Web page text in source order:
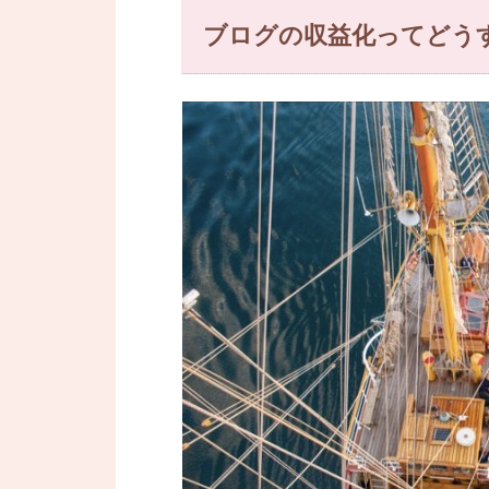
ブログの収益化ってどう